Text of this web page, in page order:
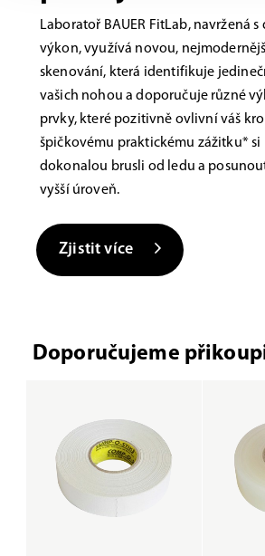
Laboratoř BAUER FitLab, navržená s
výkon, využívá novou,
skenování, která identifikuje
vašich nohou a doporučuje různé
prvky, které pozitivně ovlivní váš
špičkovému praktickému zážitku*
dokonalou brusli od ledu a
vyšší úroveň.
Zjistit více
Doporučujeme